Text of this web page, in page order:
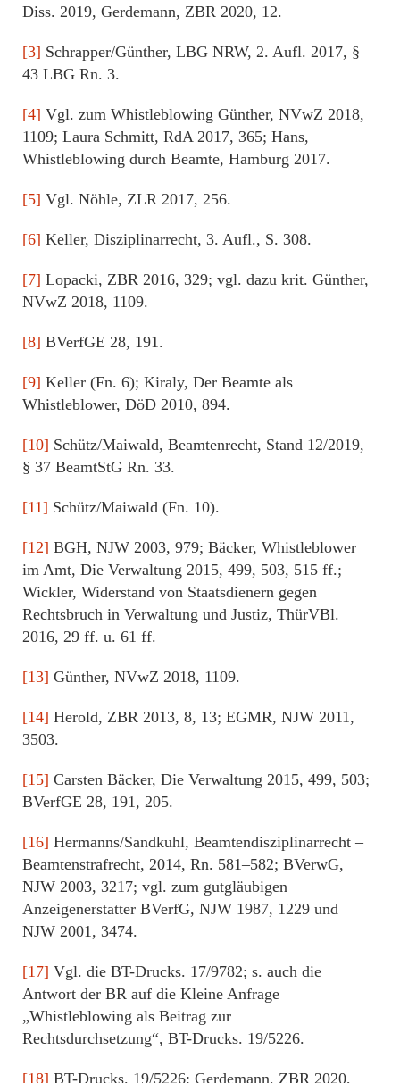
Diss. 2019, Gerdemann, ZBR 2020, 12.
[3] Schrapper/Günther, LBG NRW, 2. Aufl. 2017, §
43 LBG Rn. 3.
[4] Vgl. zum Whistleblowing Günther, NVwZ 2018,
1109; Laura Schmitt, RdA 2017, 365; Hans,
Whistleblowing durch Beamte, Hamburg 2017.
[5] Vgl. Nöhle, ZLR 2017, 256.
[6] Keller, Disziplinarrecht, 3. Aufl., S. 308.
[7] Lopacki, ZBR 2016, 329; vgl. dazu krit. Günther,
NVwZ 2018, 1109.
[8] BVerfGE 28, 191.
[9] Keller (Fn. 6); Kiraly, Der Beamte als
Whistleblower, DöD 2010, 894.
[10] Schütz/Maiwald, Beamtenrecht, Stand 12/2019,
§ 37 BeamtStG Rn. 33.
[11] Schütz/Maiwald (Fn. 10).
[12] BGH, NJW 2003, 979; Bäcker, Whistleblower
im Amt, Die Verwaltung 2015, 499, 503, 515 ff.;
Wickler, Widerstand von Staatsdienern gegen
Rechtsbruch in Verwaltung und Justiz, ThürVBl.
2016, 29 ff. u. 61 ff.
[13] Günther, NVwZ 2018, 1109.
[14] Herold, ZBR 2013, 8, 13; EGMR, NJW 2011,
3503.
[15] Carsten Bäcker, Die Verwaltung 2015, 499, 503;
BVerfGE 28, 191, 205.
[16] Hermanns/Sandkuhl, Beamtendisziplinarrecht –
Beamtenstrafrecht, 2014, Rn. 581–582; BVerwG,
NJW 2003, 3217; vgl. zum gutgläubigen
Anzeigenerstatter BVerfG, NJW 1987, 1229 und
NJW 2001, 3474.
[17] Vgl. die BT-Drucks. 17/9782; s. auch die
Antwort der BR auf die Kleine Anfrage
„Whistleblowing als Beitrag zur
Rechtsdurchsetzung“, BT-Drucks. 19/5226.
[18] BT-Drucks. 19/5226; Gerdemann, ZBR 2020,